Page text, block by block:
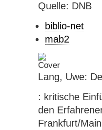
Quelle: DNB
biblio-net
mab2
Lang, Uwe:
: kritische
den
Frankfurt/